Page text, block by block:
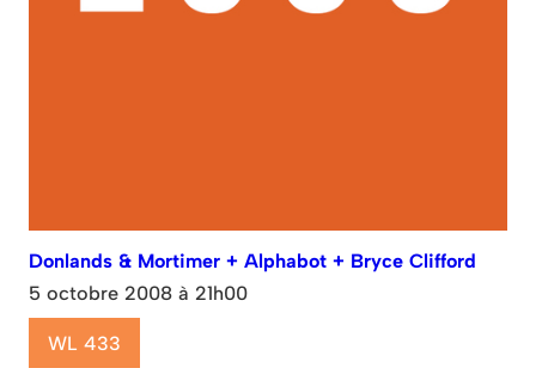
Donlands & Mortimer + Alphabot + Bryce Clifford
5 octobre 2008 à 21h00
WL 433